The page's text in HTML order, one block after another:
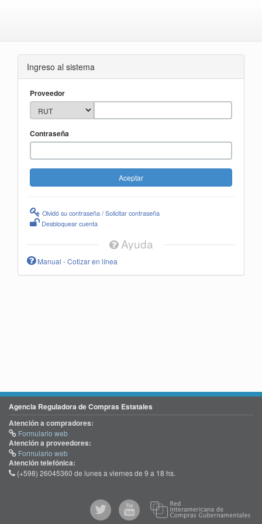
Ingreso al sistema
Proveedor
Contraseña
Olvidó su contraseña / Solicitar contraseña
Desbloquear cuenta
Ayuda
Manual - Cotizar en línea
Agencia Reguladora de Compras Estatales
Atención a compradores:
Formulario web
Atención a proveedores:
Formulario web
Atención telefónica:
(+598) 26045360 de lunes a viernes de 9 a 18 hs.
@comprasgubuy
ACCE